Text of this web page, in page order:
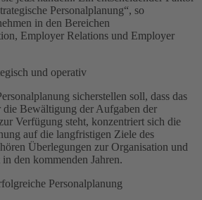
Personalplanung“, so
in den Bereichen
Employer Relations und Employer
und operativ
sicherstellen soll, dass das
die Bewältigung der Aufgaben der
Verfügung steht, konzentriert sich die
auf die langfristigen Ziele des
Überlegungen zur Organisation und
den kommenden Jahren.
Personalplanung